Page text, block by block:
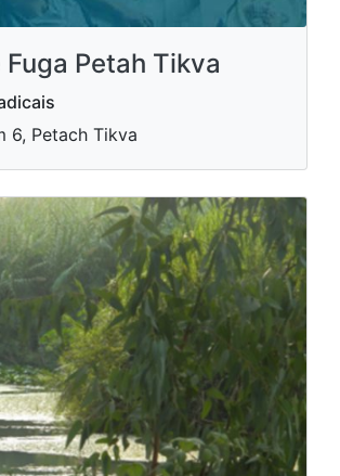
Fuga Petah Tikva
6, Petach Tikva